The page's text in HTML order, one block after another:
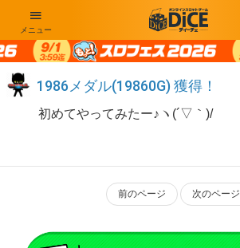
メニュー
1986メダル(19860G) 獲得！
初めてやってみたー♪ヽ(´▽｀)/
前のページ 次のページ